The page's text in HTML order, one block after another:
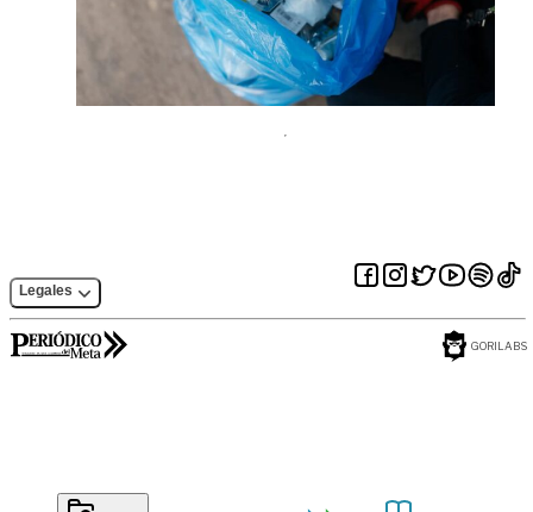
Legales
GORILABS